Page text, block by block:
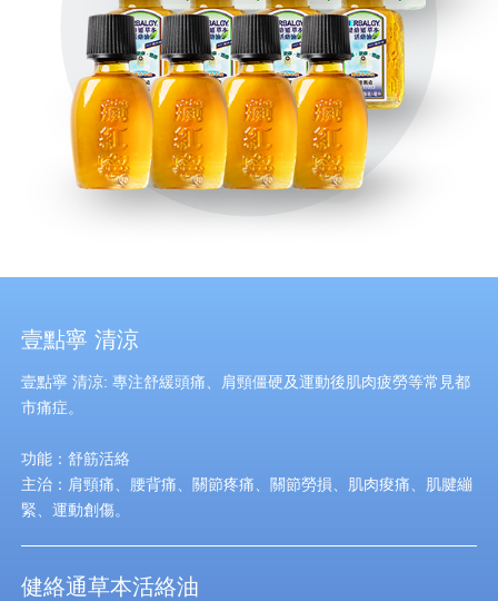
壹點寧 清涼
壹點寧 清涼: 專注舒緩頭痛、肩頸僵硬及運動後肌肉疲勞等常見都
市痛症。
功能：舒筋活絡
主治：肩頸痛、腰背痛、關節疼痛、關節勞損、肌肉痠痛、肌腱繃
緊、運動創傷。
健絡通草本活絡油